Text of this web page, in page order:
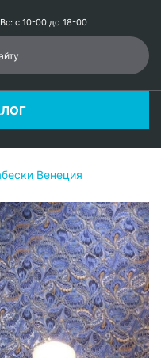
с 10-00 до 18-00
Венеция